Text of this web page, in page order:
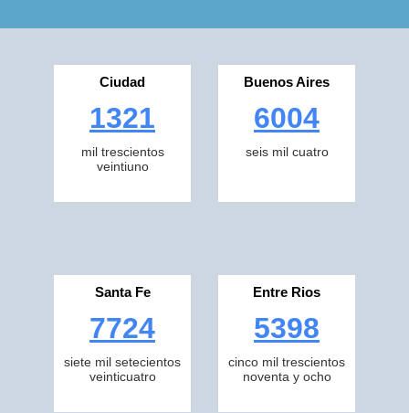
Ciudad
1321
mil trescientos
veintiuno
Buenos Aires
6004
seis mil cuatro
Santa Fe
7724
siete mil setecientos
veinticuatro
Entre Rios
5398
cinco mil trescientos
noventa y ocho